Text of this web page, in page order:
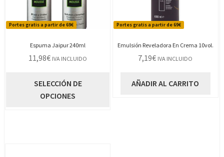
Portes gratis a partir de 69€
Espuma Jaipur 240ml
11,98€ IVA INCLUIDO
SELECCIÓN DE
OPCIONES
Portes gratis a partir de 69€
Emulsión Reveladora En Crema 10vol.
7,19€ IVA INCLUIDO
AÑADIR AL CARRITO